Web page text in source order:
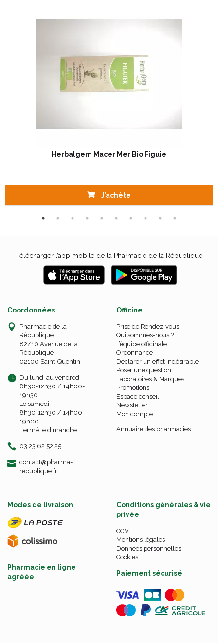
Herbalgem Macer Mer Bio Figuie
J’achète
Télécharger l’app mobile de la Pharmacie de la République
Coordonnées
Pharmacie de la
République
82/10 Avenue de la
République
02100 Saint-Quentin
Du lundi au vendredi
8h30-12h30 / 14h00-
19h30
Le samedi
8h30-12h30 / 14h00-
19h00
Fermé le dimanche
03 23 62 52 25
contact-
@-
pharma-
republique.fr
Officine
Prise de Rendez-vous
Qui sommes-nous ?
L’équipe officinale
Ordonnance
Déclarer un effet indésirable
Poser une question
Laboratoires & Marques
Promotions
Espace conseil
Newsletter
Mon compte
Annuaire des pharmacies
Modes de livraison
Pharmacie en ligne
agréée
Conditions générales & vie
privée
CGV
Mentions légales
Données personnelles
Cookies
Paiement sécurisé